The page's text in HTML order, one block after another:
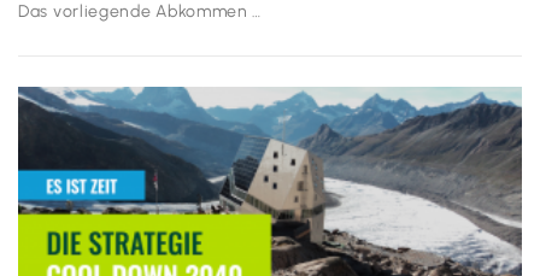
Das vorliegende Abkommen …